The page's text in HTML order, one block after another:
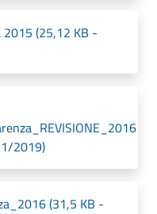
(25,12 KB -
2019)
(31,5 KB -